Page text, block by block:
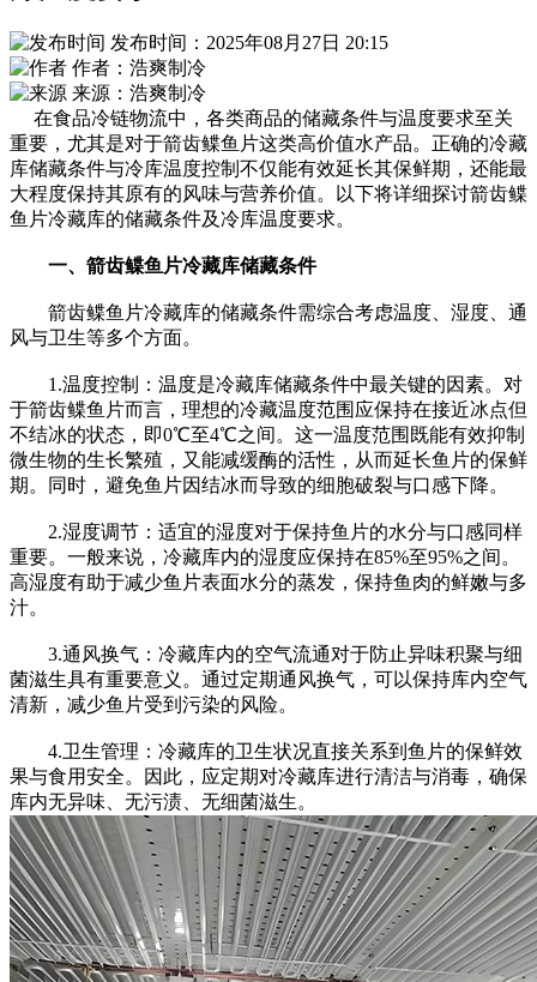
发布时间：2025年08月27日 20:15
作者：浩爽制冷
来源：浩爽制冷
在食品冷链物流中，各类商品的储藏条件与温度要求至关
重要，尤其是对于箭齿鲽鱼片这类高价值水产品。正确的冷藏
库储藏条件与冷库温度控制不仅能有效延长其保鲜期，还能最
大程度保持其原有的风味与营养价值。以下将详细探讨箭齿鲽
鱼片冷藏库的储藏条件及冷库温度要求。
一、箭齿鲽鱼片冷藏库储藏条件
箭齿鲽鱼片冷藏库的储藏条件需综合考虑温度、湿度、通
风与卫生等多个方面。
1.温度控制：温度是冷藏库储藏条件中最关键的因素。对
于箭齿鲽鱼片而言，理想的冷藏温度范围应保持在接近冰点但
不结冰的状态，即0℃至4℃之间。这一温度范围既能有效抑制
微生物的生长繁殖，又能减缓酶的活性，从而延长鱼片的保鲜
期。同时，避免鱼片因结冰而导致的细胞破裂与口感下降。
2.湿度调节：适宜的湿度对于保持鱼片的水分与口感同样
重要。一般来说，冷藏库内的湿度应保持在85%至95%之间。
高湿度有助于减少鱼片表面水分的蒸发，保持鱼肉的鲜嫩与多
汁。
3.通风换气：冷藏库内的空气流通对于防止异味积聚与细
菌滋生具有重要意义。通过定期通风换气，可以保持库内空气
清新，减少鱼片受到污染的风险。
4.卫生管理：冷藏库的卫生状况直接关系到鱼片的保鲜效
果与食用安全。因此，应定期对冷藏库进行清洁与消毒，确保
库内无异味、无污渍、无细菌滋生。